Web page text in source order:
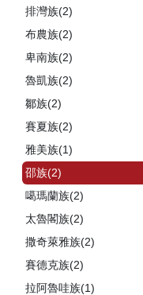
排灣族(2)
布農族(2)
卑南族(2)
魯凱族(2)
鄒族(2)
賽夏族(2)
雅美族(1)
邵族(2)
噶瑪蘭族(2)
太魯閣族(2)
撒奇萊雅族(2)
賽德克族(2)
拉阿魯哇族(1)